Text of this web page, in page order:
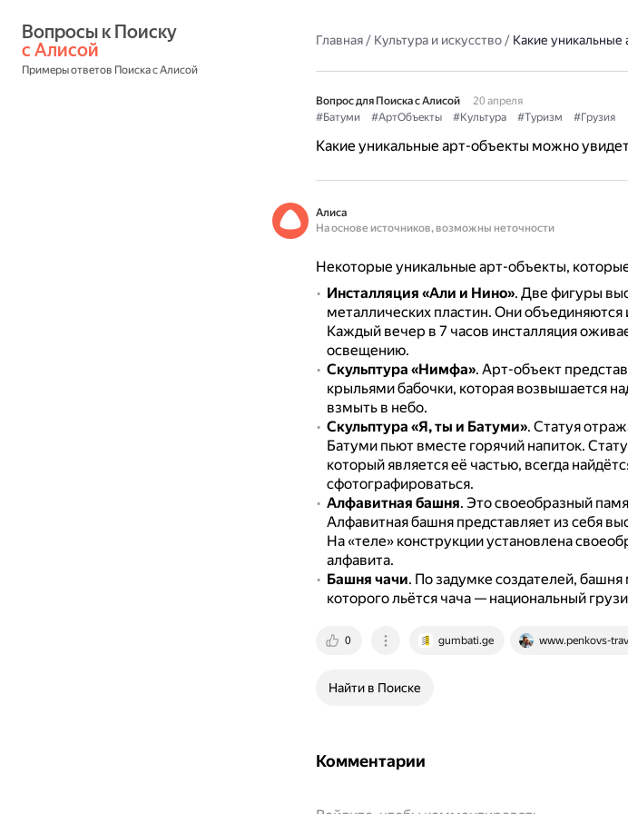
с Алисой
Примеры ответов Поиска с Алисой
Главная/ Культура и искусство/ Какие
Вопрос для Поиска с Алисой
20 апреля
#Батуми
#АртОбъекты #Культура #Туризм #Грузия
Какие уникальные арт-объекты можно
Алиса
На основе источников, возможны неточности
Некоторые уникальные арт-объекты,
Инсталляция «Али и Нино». Две фигуры
металлических пластин. Они объединяются
Каждый вечер в 7 часов инсталляция
освещению.
Скульптура «Нимфа». Арт-объект
крыльями бабочки, которая возвышается
взмыть в небо.
Скульптура «Я, ты и Батуми». Статуя
Батуми пьют вместе горячий напиток.
который является её частью, всегда
сфотографироваться.
Алфавитная башня. Это своеобразный
Алфавитная башня представляет из себя
На «теле» конструкции установлена
алфавита.
Башня чачи. По задумке создателей, башня
которого льётся чача — национальный
0 gumbati.ge www.penkovs-
Найти в Поиске
Комментарии